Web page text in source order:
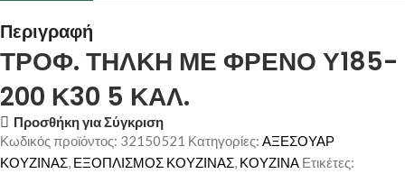
Περιγραφή
ΤΡΟΦ. ΤΗΛΚΗ ΜΕ ΦΡΕΝΟ Υ185-
200 Κ30 5 ΚΑΛ.
Προσθήκη για Σύγκριση
Κωδικός προϊόντος: 32150521 Κατηγορίες: ΑΞΕΣΟΥΑΡ
ΚΟΥΖΙΝΑΣ, ΕΞΟΠΛΙΣΜΟΣ ΚΟΥΖΙΝΑΣ, ΚΟΥΖΙΝΑ Ετικέτες: